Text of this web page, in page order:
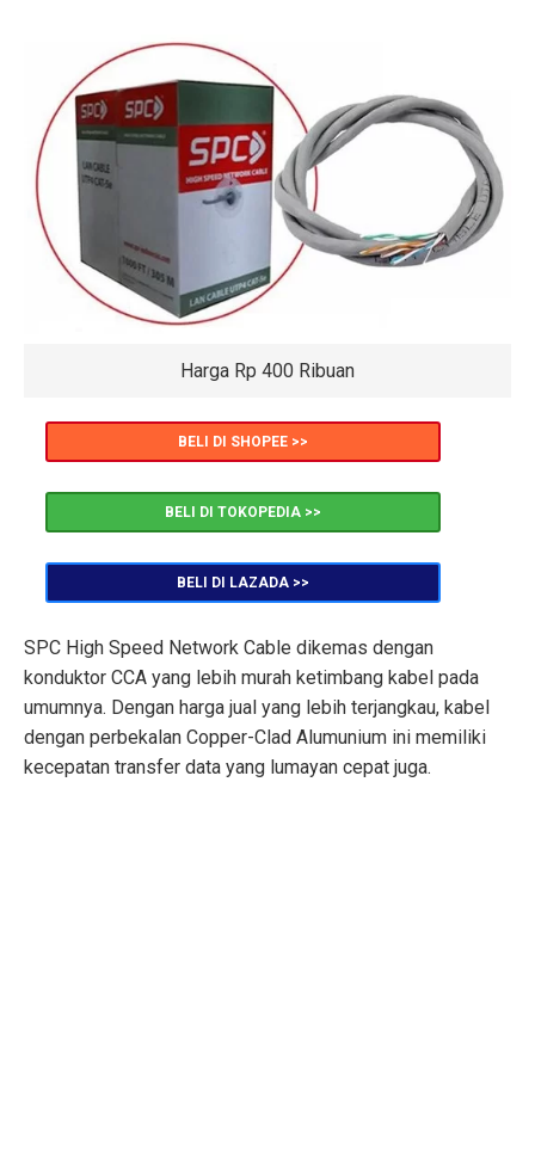
Harga Rp 400 Ribuan
BELI DI SHOPEE >>
BELI DI TOKOPEDIA >>
BELI DI LAZADA >>
SPC High Speed Network Cable dikemas dengan
konduktor CCA yang lebih murah ketimbang kabel pada
umumnya. Dengan harga jual yang lebih terjangkau, kabel
dengan perbekalan Copper-Clad Alumunium ini memiliki
kecepatan transfer data yang lumayan cepat juga.